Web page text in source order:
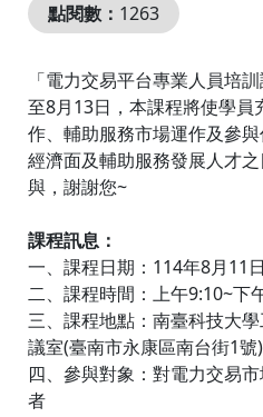
點閱數： 1263
「電力交易平台專業人員培
至8月13日，本課程將使學員
作、輔助服務市場運作及參
經濟面及輔助服務發展人才
與，謝謝您~
課程訊息：
一、課程日期：114年8月11
二、課程時間：上午9:10~下
三、課程地點：南臺科技大
議室(臺南市永康區南台街1號)
四、參與對象：對電力交易
者